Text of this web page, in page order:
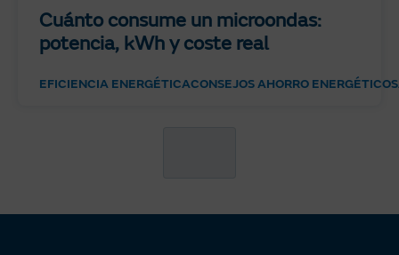
Cuánto consume un microondas:
potencia, kWh y coste real
EFICIENCIA ENERGÉTICACONSEJOS AHORRO ENERGÉTICO